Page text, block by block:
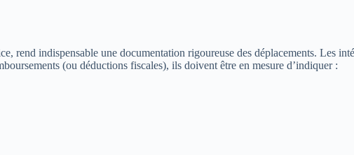
rend indispensable une documentation rigoureuse des déplacements. Les
(ou déductions fiscales), ils doivent être en mesure d’indiquer :